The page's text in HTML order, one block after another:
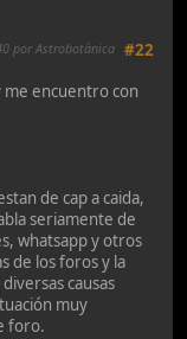
#22
por Astrobotànica
me encuentro con
de cap a caida,
seriamente de
whatsapp y otros
de los foros y la
causas
muy
foro.